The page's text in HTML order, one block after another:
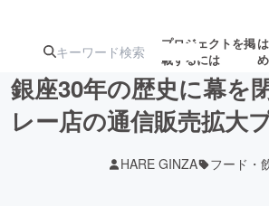
プロジェクトを掲
載するには
ターン
ジェクト
募集終
ロジェ
銀座30年の歴史に幕を
レー店の通信販売拡大
HARE GINZA フード・